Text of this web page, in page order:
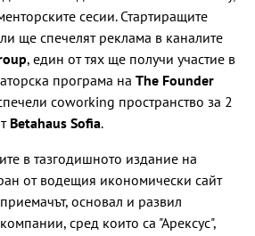
сесии. Стартиращите
ще спечелят реклама в каналите
, един от тях ще получи участие в
програма на The Founder
coworking пространство за 2
Betahaus Sofia.
в тазгодишното издание на
от водещия икономически сайт
основал и развил
сред които са "Арексус",